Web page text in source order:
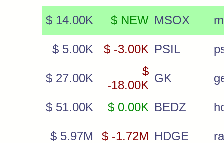
$ 14.00K $ NEW MSOX
$ 5.00K $ -3.00K PSIL
$ 27.00K
$
-18.00K
GK
$ 51.00K $ 0.00K BEDZ
$ 5.97M $ -1.72M HDGE